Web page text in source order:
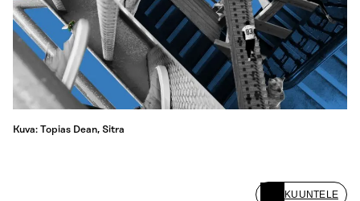
Kuva: Topias Dean, Sitra
KUUNTELE